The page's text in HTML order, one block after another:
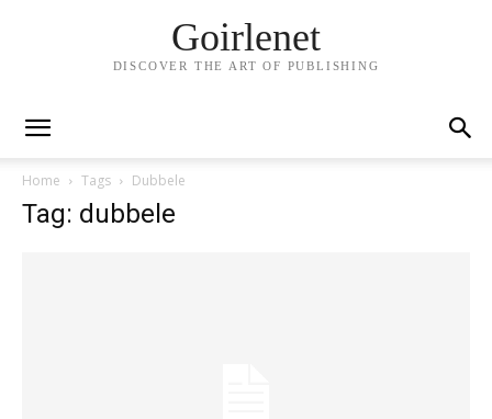
Goirlenet
DISCOVER THE ART OF PUBLISHING
Home Tags Dubbele
Tag: dubbele